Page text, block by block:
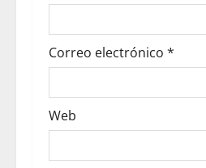
Correo electrónico *
Web